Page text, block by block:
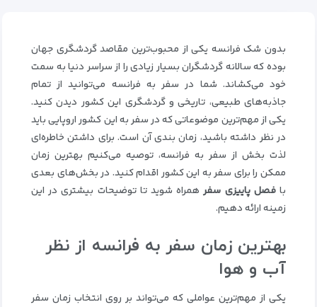
بدون شک فرانسه یکی از محبوب‌ترین مقاصد گردشگری جهان
بوده که سالانه گردشگران بسیار زیادی را از سراسر دنیا به سمت
خود می‌کشاند. شما در سفر به فرانسه می‌توانید از تمام
جاذبه‌های طبیعی، تاریخی و گردشگری این کشور دیدن کنید.
یکی از مهم‌ترین موضوعاتی که در سفر به این کشور اروپایی باید
در نظر داشته باشید، زمان بندی آن است. برای داشتن خاطره‌ای
لذت‌ بخش از سفر به فرانسه، توصیه می‌کنیم بهترین زمان
ممکن را برای سفر به این کشور اقدام کنید. در بخش‌های بعدی
بافصل پاییزی سفرهمراه شوید تا توضیحات بیشتری در این
زمینه ارائه دهیم.
بهترین زمان سفر به فرانسه از نظر
آب و هوا
یکی از مهم‌ترین عواملی که می‌تواند بر روی انتخاب زمان سفر